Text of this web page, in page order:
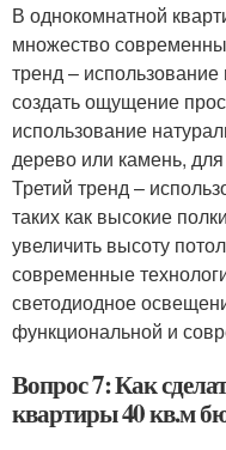
В однокомнатной
множество
тренд –
создать ощущение
использование
дерево или камень,
Третий тренд –
таких как высокие
увеличить высоту
современные
светодиодное
функциональной и
Вопрос 7: Как
квартиры 40 кв.м